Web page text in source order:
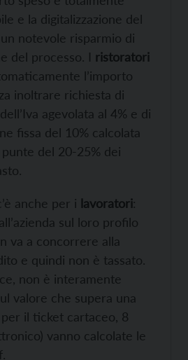
e la digitalizzazione del
notevole risparmio di
del processo. I ristoratori
l’importo
inoltrare richiesta di
agevolata al 4% e di
fissa del 10% calcolata
del 20-25% dei
anche per i lavoratori:
sul loro profilo
va a concorrere alla
e quindi non è tassato.
non è interamente
valore che supera una
il ticket cartaceo, 8
vanno calcolate le